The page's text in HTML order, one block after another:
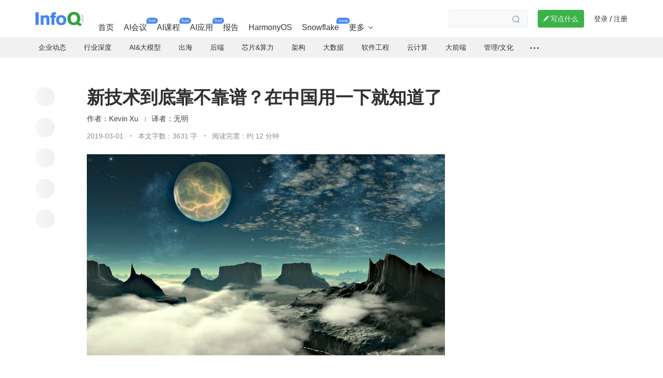
首页 AI会议
hot
AI课程
hot
AI应用
hot
报告 HarmonyOS Snowflake
new
更多 
  写点什么 登录 / 注册
企业动态 行业深度 AI&大模型 出海 后端 芯片&算力 架构 大数据 软件工程 云计算 大前端 管理/文化
新技术到底靠不靠谱？在中国用一下就知道了
Kevin Xu 无明
2019-03-01 本文字数：3631 字 阅读完需：约 12 分钟